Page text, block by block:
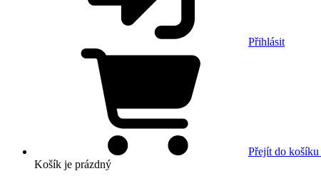
Přihlásit
Přejít do košíku
Košík je prázdný